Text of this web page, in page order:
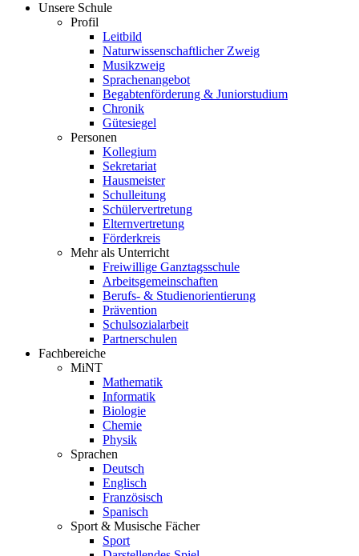
Unsere Schule
Profil
Leitbild
Naturwissenschaftlicher Zweig
Musikzweig
Sprachenangebot
Begabtenförderung & Juniorstudium
Chronik
Gütesiegel
Personen
Kollegium
Sekretariat
Hausmeister
Schulleitung
Schülervertretung
Elternvertretung
Förderkreis
Mehr als Unterricht
Freiwillige Ganztagsschule
Arbeitsgemeinschaften
Berufs- & Studienorientierung
Prävention
Schulsozialarbeit
Partnerschulen
Fachbereiche
MiNT
Mathematik
Informatik
Biologie
Chemie
Physik
Sprachen
Deutsch
Englisch
Französisch
Spanisch
Sport & Musische Fächer
Sport